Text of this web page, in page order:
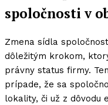
spoločnosti v
Zmena sídla
dôležitým krokom,
právny status firmy.
prípade, že sa
lokality, či už z dôvodu